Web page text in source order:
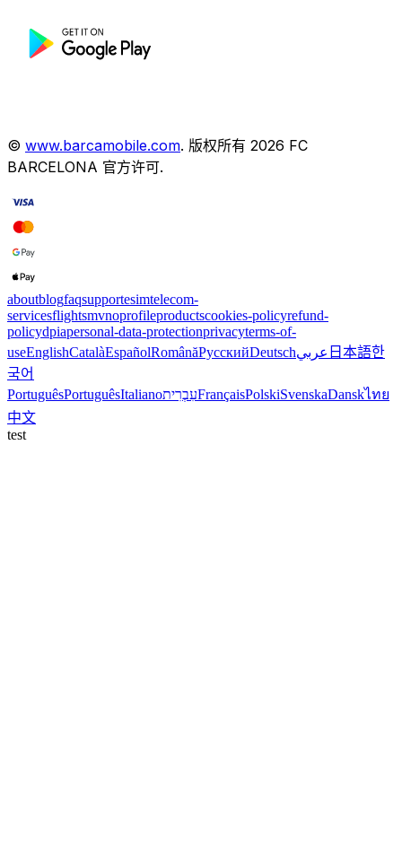
© www.barcamobile.com. 版权所有 2026 FC
BARCELONA 官方许可.
aboutblogfaqsupportesimtelecom-
servicesflightsmvnoprofileproductscookies-policyrefund-
policydpiapersonal-data-protectionprivacyterms-of-
useEnglishCatalàEspañolRomânăРусскийDeutschعربي 日本語한
국어
PortuguêsPortuguêsItalianoעִבְרִיתFrançaisPolskiSvenskaDanskไทย
中文
test